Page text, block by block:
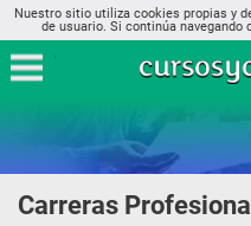
Nuestro sitio utiliza cookies propias y
de usuario. Si continúa navegando
Carreras